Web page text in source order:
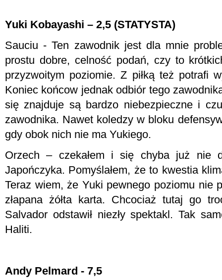
Yuki Kobayashi – 2,5 (STATYSTA)
Sauciu - Ten zawodnik jest dla mnie
prostu dobre, celność podań, czy to
przyzwoitym poziomie. Z piłką też potrafi
Koniec końcow jednak odbiór tego
się znajduje są bardzo niebezpieczne i
zawodnika. Nawet koledzy w bloku
gdy obok nich nie ma Yukiego.
Orzech – czekałem i się chyba już nie
Japończyka. Pomyślałem, że to kwestia
Teraz wiem, że Yuki pewnego poziomu nie
złapana żółta karta. Chcociaż tutaj go
Salvador odstawił niezły spektakl. Tak
Haliti.
Andy Pelmard - 7,5